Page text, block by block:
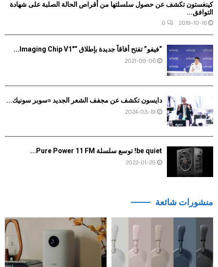
كينغستون تكشف عن حصول سلسلتها من أقراص الحالة الصلبة على شهادة
التوافق...
2019-10-16
0
“فيفو” تفتح أفاقاً جديدة بإطلاق “Imaging Chip V1″...
2021-09-06
دايسون تكشف عن مجفف الشعر الجديد «سوبر سونيك...
2024-03-19
be quiet! توسع سلسلة Pure Power 11 FM...
2022-01-25
منشورات شائعة